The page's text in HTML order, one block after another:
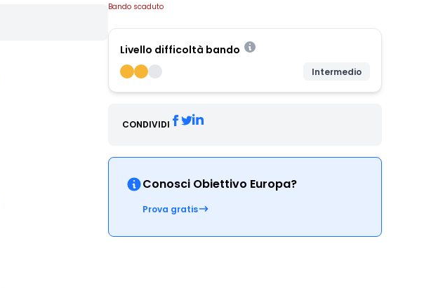
Bando scaduto
Livello difficoltà bando
Intermedio
CONDIVIDI
Conosci Obiettivo Europa?
Prova gratis